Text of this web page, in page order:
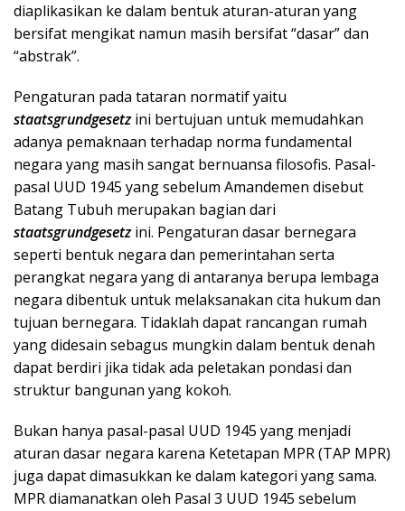
diaplikasikan ke dalam bentuk aturan-aturan yang
bersifat mengikat namun masih bersifat “dasar” dan
“abstrak”.
Pengaturan pada tataran normatif yaitu
staatsgrundgesetzini bertujuan untuk memudahkan
adanya pemaknaan terhadap norma fundamental
negara yang masih sangat bernuansa filosofis. Pasal-
pasal UUD 1945 yang sebelum Amandemen disebut
Batang Tubuh merupakan bagian dari
staatsgrundgesetzini. Pengaturan dasar bernegara
seperti bentuk negara dan pemerintahan serta
perangkat negara yang di antaranya berupa lembaga
negara dibentuk untuk melaksanakan cita hukum dan
tujuan bernegara. Tidaklah dapat rancangan rumah
yang didesain sebagus mungkin dalam bentuk denah
dapat berdiri jika tidak ada peletakan pondasi dan
struktur bangunan yang kokoh.
Bukan hanya pasal-pasal UUD 1945 yang menjadi
aturan dasar negara karena Ketetapan MPR (TAP MPR)
juga dapat dimasukkan ke dalam kategori yang sama.
MPR diamanatkan oleh Pasal 3 UUD 1945 sebelum